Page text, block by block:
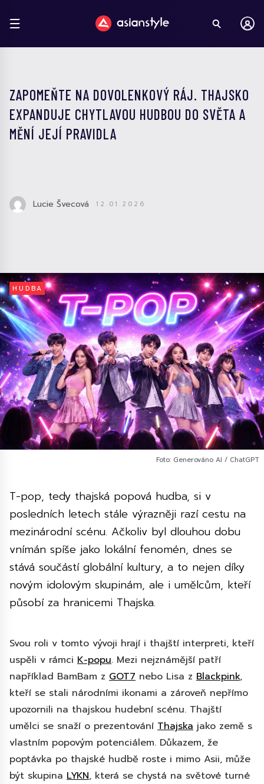
ZAPOMEŇTE NA DOVOLENKOVÝ RÁJ. THAJSKO
EXPANDUJE CHYTLAVOU HUDBOU DO SVĚTA A
MĚNÍ JEJÍ PRAVIDLA
Lucie Švecová 12.01.2026
HUDBA
Foto: Generováno AI / ChatGPT
T-pop, tedy thajská popová hudba, si v
posledních letech stále výrazněji razí cestu na
mezinárodní scénu. Ačkoliv byl dlouhou dobu
vnímán spíše jako lokální fenomén, dnes se
stává součástí globální kultury, a to nejen díky
novým idolovým skupinám, ale i umělcům, kteří
působí za hranicemi Thajska.
Svou roli v tomto vývoji hrají i thajští interpreti, kteří
uspěli v rámci K-popu. Mezi nejznámější patří
například BamBam z GOT7 nebo Lisa z Blackpink,
kteří se stali národními ikonami a zároveň nepřímo
upozornili na thajskou hudební scénu. Thajští
umělci se snaží o prezentování Thajska jako země s
vlastním popovým potenciálem. Důkazem, že
poptávka po thajské hudbě roste i mimo Asii, může
být skupina LYKN, která se chystá na světové turné